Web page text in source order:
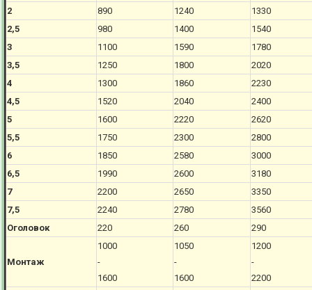
2
890 1240
1330
2,5
980 1400
1540
3
1100 1590
1780
3,5
1250 1800
2020
4
1300 1860
2230
4,5
1520 2040
2400
5
1600 2220
2620
5,5
1750 2300
2800
6
1850 2580
3000
6,5
1990 2600
3180
7
2200 2650
3350
7,5
2240 2780
3560
Оголовок
220 260 290
Монтаж
1000
-
1600
1050
-
1600
1200
-
2200